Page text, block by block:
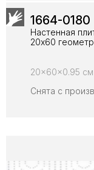
1664-0180
Настенная
20x60
20x60x0.95 см
Снята с